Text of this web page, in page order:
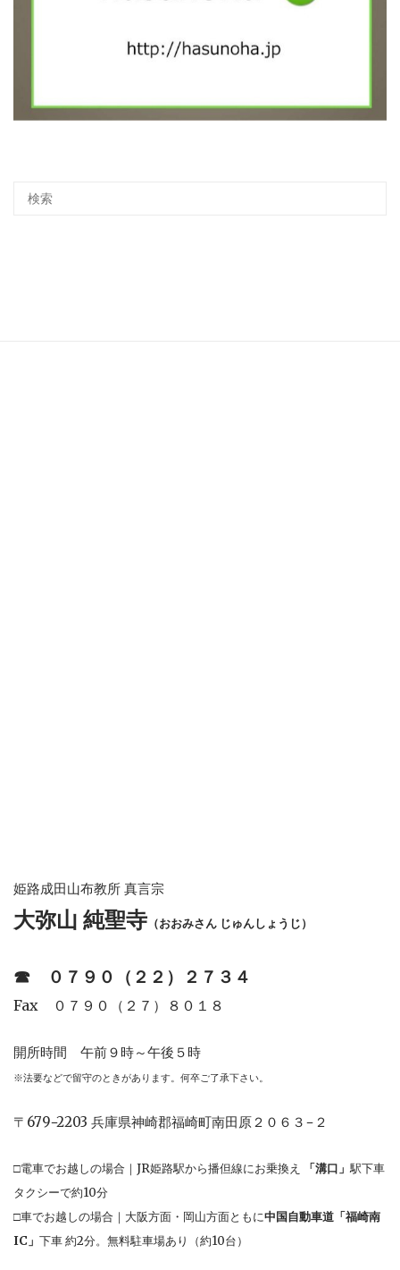
姫路成田山布教所 真言宗
大弥山 純聖寺 （おおみさん じゅんしょうじ）
☎︎ ０７９０（２２）２７３４
Fax ０７９０（２７）８０１８
開所時間 午前９時～午後５時
※法要などで留守のときがあります。何卒ご了承下さい。
〒679−2203 兵庫県神崎郡福崎町南田原２０６３−２
□電車でお越しの場合｜JR姫路駅から播但線にお乗換え 「溝口」駅下車
タクシーで約10分
□車でお越しの場合｜大阪方面・岡山方面ともに中国自動車道「福崎南
IC」 下車 約2分。無料駐車場あり（約10台）